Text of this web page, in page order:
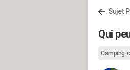
Sujet
Qui
Camping-